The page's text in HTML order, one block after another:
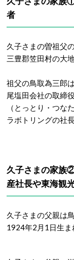
者
久子さまの曽祖父
三豊郡笠田村の大
祖父の鳥取為三郎
尾塩田会社の取締
（とっとり・つな
ラボトリングの社
久子さまの家族
産社長や東海観
久子さまの父親は
1924年2月1日生ま